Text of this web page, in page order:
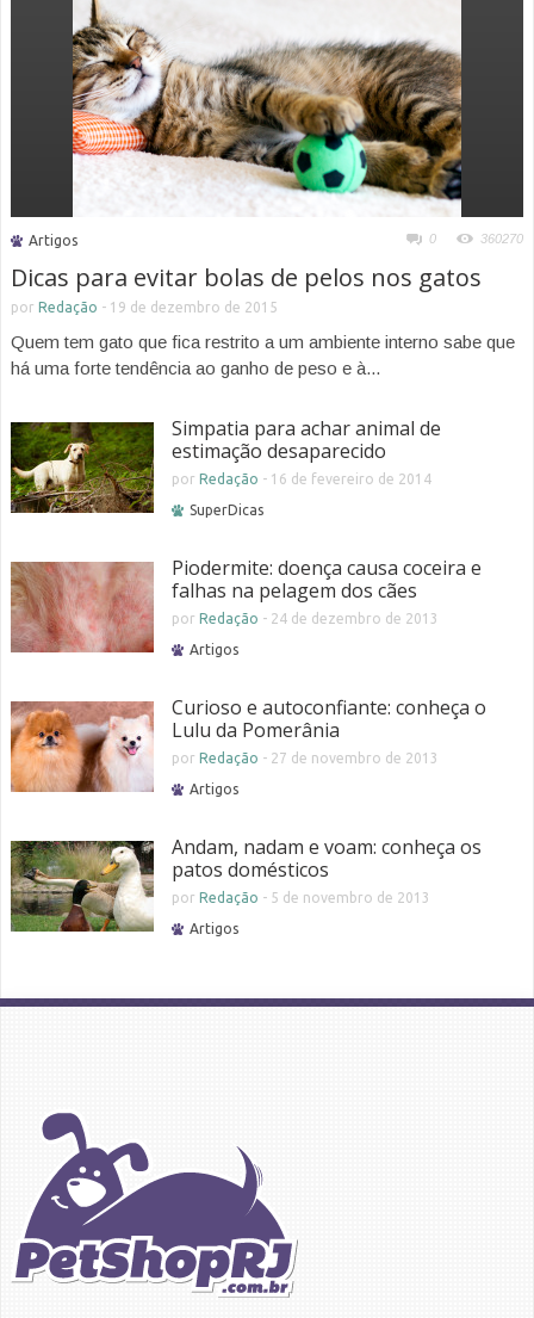
Artigos 0 360270
Dicas para evitar bolas de pelos nos gatos
por Redação - 19 de dezembro de 2015
Quem tem gato que fica restrito a um ambiente interno sabe que
há uma forte tendência ao ganho de peso e à...
Simpatia para achar animal de
estimação desaparecido
por Redação - 16 de fevereiro de 2014
SuperDicas
Piodermite: doença causa coceira e
falhas na pelagem dos cães
por Redação - 24 de dezembro de 2013
Artigos
Curioso e autoconfiante: conheça o
Lulu da Pomerânia
por Redação - 27 de novembro de 2013
Artigos
Andam, nadam e voam: conheça os
patos domésticos
por Redação - 5 de novembro de 2013
Artigos